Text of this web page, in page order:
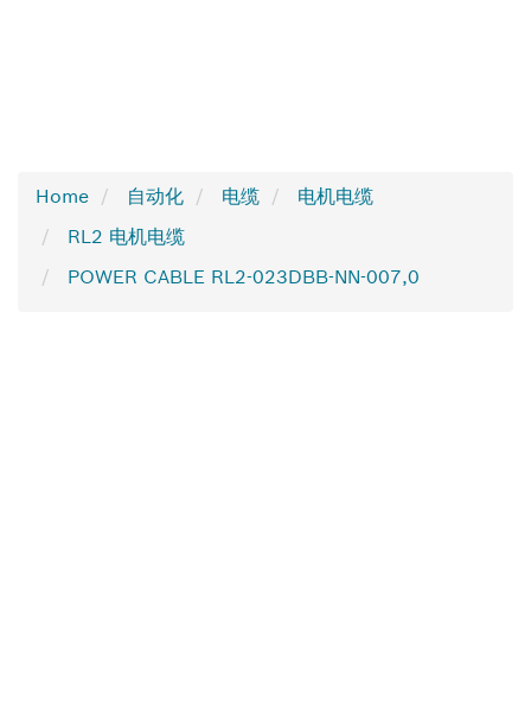
Home 自动化 电缆
电机电缆
RL2 电机电缆
POWER CABLE RL2-023DBB-NN-007,0